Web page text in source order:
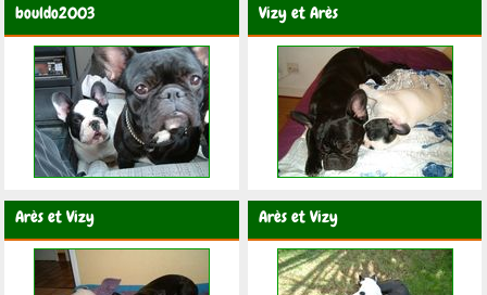
bouldo2003 Vizy et Arès
Arès et Vizy Arès et Vizy